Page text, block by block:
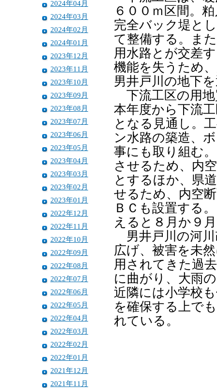
2024年04月
2024年03月
2024年02月
2024年01月
2023年12月
2023年11月
2023年10月
2023年09月
2023年08月
2023年07月
2023年06月
2023年05月
2023年04月
2023年03月
2023年02月
2023年01月
2022年12月
2022年11月
2022年10月
2022年09月
2022年08月
2022年07月
2022年06月
2022年05月
2022年04月
2022年03月
2022年02月
2022年01月
2021年12月
2021年11月
６００ｍ区間。
完全バック堤と
て整備する。ま
用水路とが交差
機能を失うため
男井戸川の地下
下流工区の用地
本年度から下流
となる見通し。
ン水路の築造、
事にも取り組む
させるため、内
とするほか、県
せるため、内空
ＢＣも設置する
えると８月か９
男井戸川の河川
広げ、被害を未
用されてきた過
に曲がり、大雨
近隣には小学校
を確保する上で
れている。